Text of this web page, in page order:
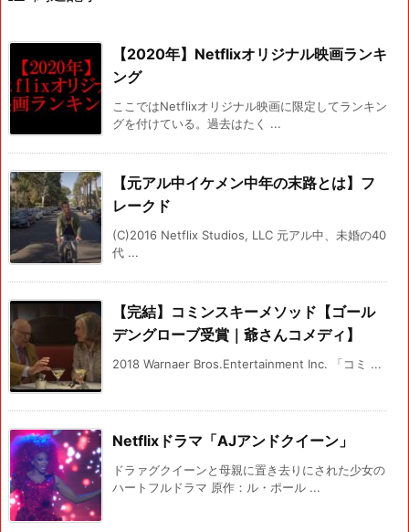
【2020年】Netflixオリジナル映画ランキ
ング
ここではNetflixオリジナル映画に限定してランキン
グを付けている。過去はたく ...
【元アル中イケメン中年の末路とは】フ
レークド
(C)2016 Netflix Studios, LLC 元アル中、未婚の40
代 ...
【完結】コミンスキーメソッド【ゴール
デングローブ受賞｜爺さんコメディ】
2018 Warnaer Bros.Entertainment Inc. 「コミ ...
Netflixドラマ「AJアンドクイーン」
ドラァグクイーンと母親に置き去りにされた少女の
ハートフルドラマ 原作：ル・ポール ...